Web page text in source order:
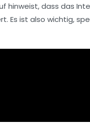
hinweist, dass das
Es ist also wichtig,